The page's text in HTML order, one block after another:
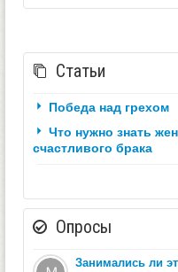
Статьи
Победа над грехом
Что нужно знать
счастливого брака
Опросы
Занимались ли